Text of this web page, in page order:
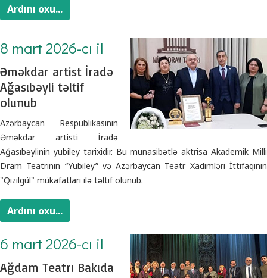
Ardını oxu...
8 mart 2026-cı il
Əməkdar artist İradə
Ağasıbəyli təltif
olunub
Azərbaycan Respublikasının
Əməkdar artisti İradə
Ağasıbəylinin yubiley tarixidir. Bu münasibətlə aktrisa Akademik Milli
Dram Teatrının “Yubiley” və Azərbaycan Teatr Xadimləri İttifaqının
"Qızılgül" mükafatları ilə təltif olunub.
Ardını oxu...
6 mart 2026-cı il
Ağdam Teatrı Bakıda